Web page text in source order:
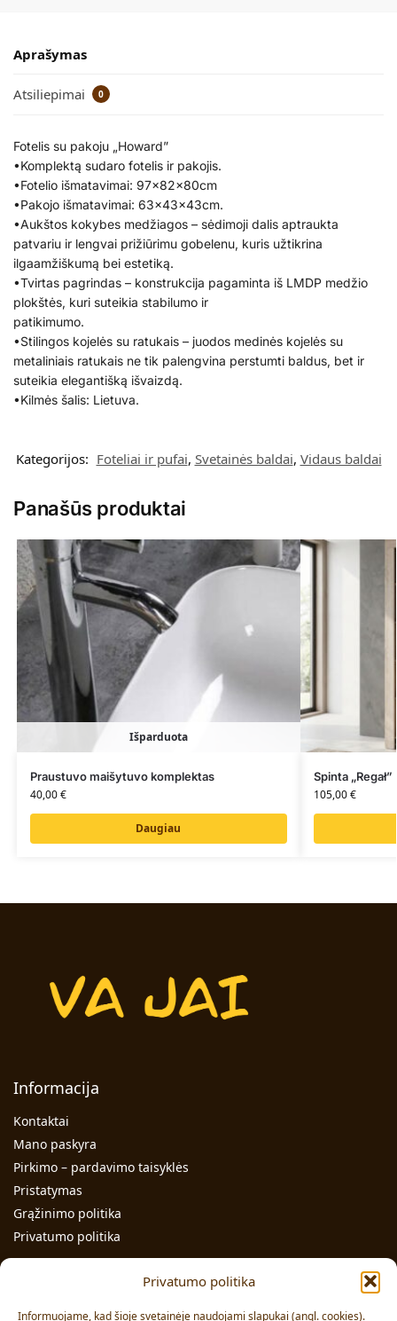
Privatumo politika
Informuojame, kad šioje svetainėje naudojami slapukai (angl. cookies).
Aprašymas
Atsiliepimai 0
Fotelis su pakoju „Howard”
•Komplektą sudaro fotelis ir pakojis.
•Fotelio išmatavimai: 97x82x80cm
•Pakojo išmatavimai: 63x43x43cm.
•Aukštos kokybes medžiagos – sėdimoji dalis aptraukta
patvariu ir lengvai prižiūrimu gobelenu, kuris užtikrina
ilgaamžiškumą bei estetiką.
•Tvirtas pagrindas – konstrukcija pagaminta iš LMDP medžio
plokštės, kuri suteikia stabilumo ir
patikimumo.
•Stilingos kojelės su ratukais – juodos medinės kojelės su
metaliniais ratukais ne tik palengvina perstumti baldus, bet ir
suteikia elegantišką išvaizdą.
•Kilmės šalis: Lietuva.
Kategorijos: Foteliai ir pufai, Svetainės baldai, Vidaus baldai
Panašūs produktai
Išparduota
Praustuvo maišytuvo komplektas
40,00€
Daugiau
Spinta „Regał”
105,00€
Informacija
Kontaktai
Mano paskyra
Pirkimo – pardavimo taisyklės
Pristatymas
Grąžinimo politika
Privatumo politika
Individualios veiklos pažymos Nr.: 991331